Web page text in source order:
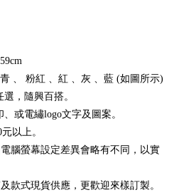
青 粉紅 、紅 、灰 、藍 (如圖所示)
，隨興百搭。
或電繡logo文字及圖案。
以上。
幕設定差異會略有不同，以實
現貨供應，更歡迎來樣訂製。